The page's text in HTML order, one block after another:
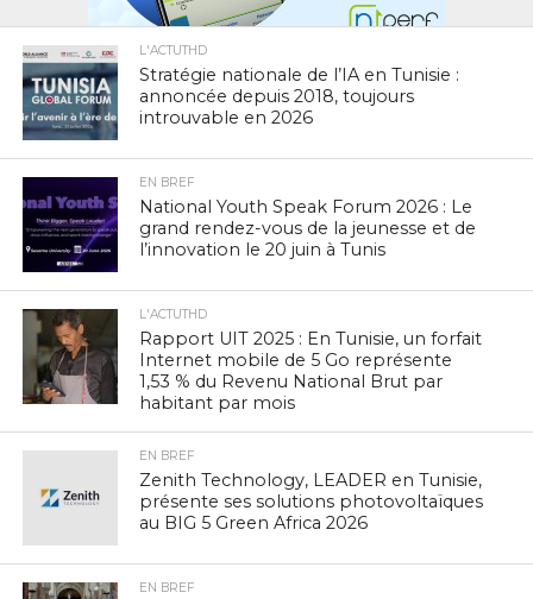
L'ACTUTHD
Stratégie nationale de l’IA en Tunisie :
annoncée depuis 2018, toujours
introuvable en 2026
EN BREF
National Youth Speak Forum 2026 : Le
grand rendez-vous de la jeunesse et de
l’innovation le 20 juin à Tunis
L'ACTUTHD
Rapport UIT 2025 : En Tunisie, un forfait
Internet mobile de 5 Go représente
1,53 % du Revenu National Brut par
habitant par mois
EN BREF
Zenith Technology, LEADER en Tunisie,
présente ses solutions photovoltaïques
au BIG 5 Green Africa 2026
EN BREF